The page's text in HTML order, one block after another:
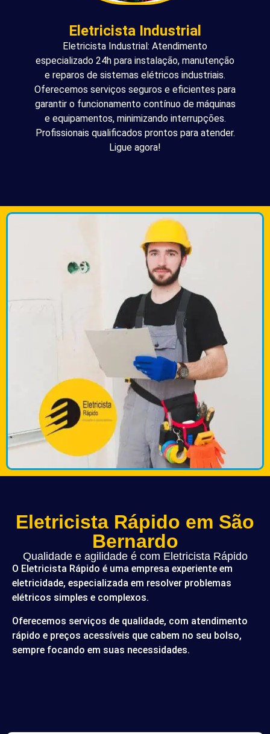
Eletricista Industrial
Eletricista Industrial: Atendimento
especializado 24h para instalação, manutenção
e reparos de sistemas elétricos industriais.
Oferecemos serviços seguros e eficientes para
garantir o funcionamento contínuo de máquinas
e equipamentos, minimizando interrupções.
Profissionais qualificados prontos para atender.
Ligue agora!
Eletricista Rápido em São
Bernardo
Qualidade e agilidade é com Eletricista Rápido
O Eletricista Rápido é uma empresa experiente em
eletricidade, especializada em resolver problemas
elétricos simples e complexos.
Oferecemos serviços de qualidade, com atendimento
rápido e preços acessíveis que cabem no seu bolso,
sempre focando em suas necessidades.